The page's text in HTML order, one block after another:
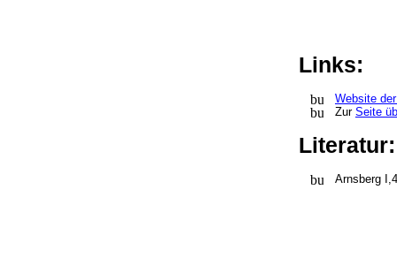
Links:
Website
Zur Seite
Arnsberg